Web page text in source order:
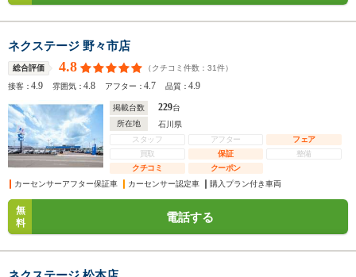
ネクステージ 野々市店
総合評価 4.8 （クチコミ件数： 31件）
接客：4.9 雰囲気：4.8 アフター：4.7 品質：4.9
掲載台数 229台
所在地
石川県
スタッフ
アフター
フェア
買取
保証
整備
クチコミ
クーポン
カーセンサーアフター保証車
カーセンサー認定車 購入プラン付き車両
無
料
電話する